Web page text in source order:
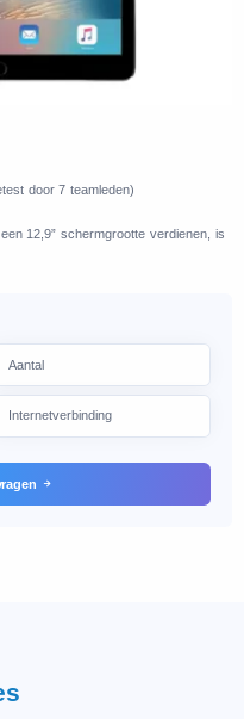
door 7 teamleden)
12,9” schermgrootte verdienen, is